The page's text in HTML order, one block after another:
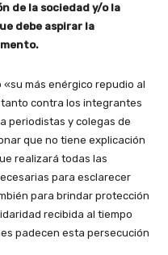
de la sociedad y/o la
debe aspirar la
«su más enérgico repudio al
contra los integrantes
periodistas y colegas de
que no tiene explicación
realizará todas las
para esclarecer
para brindar protección
recibida al tiempo
padecen esta persecución